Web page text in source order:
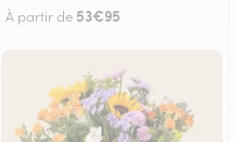
À partir de 53€95